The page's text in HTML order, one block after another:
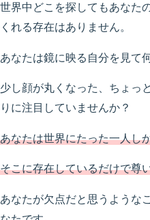
世界中どこを探してもあなた
くれる存在はありません。
あなたは鏡に映る自分を見て
少し顔が丸くなった、ちょっ
りに注目していませんか？
あなたは世界にたった一人し
そこに存在しているだけで尊
あなたが欠点だと思うような